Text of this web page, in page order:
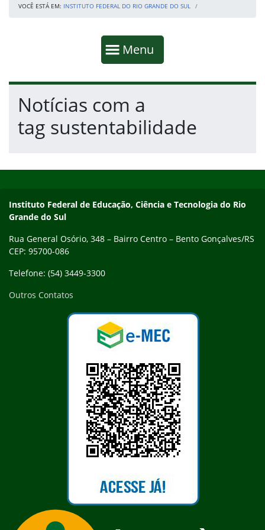
VOCÊ ESTÁ EM: INSTITUTO FEDERAL DO RIO GRANDE DO SUL
Mostrar
Menu
Fim da navegação
Início do conteúdo
Notícias com a
tag sustentabilidade
Contato
Instituto Federal de Educação, Ciência e Tecnologia do Rio
Grande do Sul
Rua General Osório, 348 – Bairro Centro – Bento Gonçalves/RS
CEP: 95700-086
Telefone: (54) 3449-3300
Outros Contatos